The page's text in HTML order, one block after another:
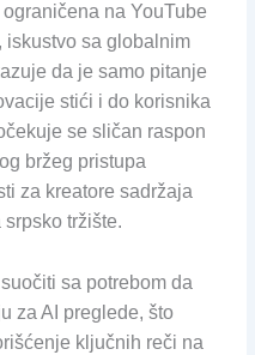
na YouTube
iskustvo sa globalnim
da je samo pitanje
stići i do korisnika
se sličan raspon
bržeg pristupa
za kreatore sadržaja
tržište.
sa potrebom da
za AI preglede, što
ključnih reči na